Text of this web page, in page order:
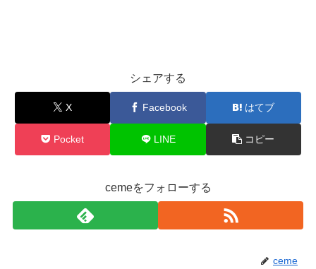
シェアする
X Facebook はてブ
Pocket LINE コピー
cemeをフォローする
ceme